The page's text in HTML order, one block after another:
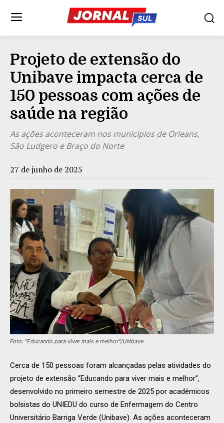
Projeto de extensão do
Unibave impacta cerca de
150 pessoas com ações de
saúde na região
As ações aconteceram nos municípios de Orleans,
São Ludgero e Braço do Norte
27 de junho de 2025
Foto: "Educando para viver mais e melhor"/Unibave
Cerca de 150 pessoas foram alcançadas pelas atividades do
projeto de extensão “Educando para viver mais e melhor”,
desenvolvido no primeiro semestre de 2025 por acadêmicos
bolsistas do UNIEDU do curso de Enfermagem do Centro
Universitário Barriga Verde (Unibave). As ações aconteceram